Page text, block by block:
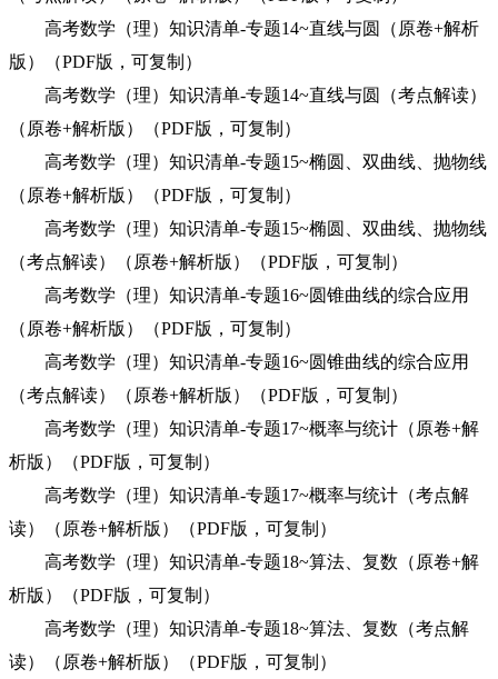
高考数学（理）知识清单-专题14~直线与圆（原卷+解析
版）（PDF版，可复制）
高考数学（理）知识清单-专题14~直线与圆（考点解读）
（原卷+解析版）（PDF版，可复制）
高考数学（理）知识清单-专题15~椭圆、双曲线、抛物线
（原卷+解析版）（PDF版，可复制）
高考数学（理）知识清单-专题15~椭圆、双曲线、抛物线
（考点解读）（原卷+解析版）（PDF版，可复制）
高考数学（理）知识清单-专题16~圆锥曲线的综合应用
（原卷+解析版）（PDF版，可复制）
高考数学（理）知识清单-专题16~圆锥曲线的综合应用
（考点解读）（原卷+解析版）（PDF版，可复制）
高考数学（理）知识清单-专题17~概率与统计（原卷+解
析版）（PDF版，可复制）
高考数学（理）知识清单-专题17~概率与统计（考点解
读）（原卷+解析版）（PDF版，可复制）
高考数学（理）知识清单-专题18~算法、复数（原卷+解
析版）（PDF版，可复制）
高考数学（理）知识清单-专题18~算法、复数（考点解
读）（原卷+解析版）（PDF版，可复制）